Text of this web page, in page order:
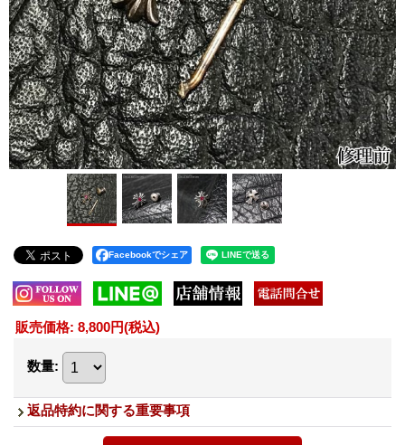
Facebookでシェア
販売価格: 8,800円(税込)
数量:
返品特約に関する重要事項